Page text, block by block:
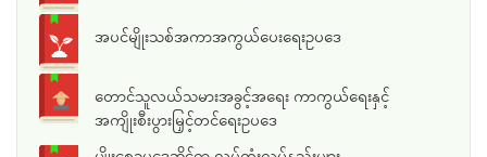
အပင်မျိုးသစ်အကာအကွယ်ပေးရေးဥပဒေ
တောင်သူလယ်သမားအခွင့်အရေး ကာကွယ်ရေးနှင့်
အကျိုးစီးပွားမြှင့်တင်ရေးဥပဒေ